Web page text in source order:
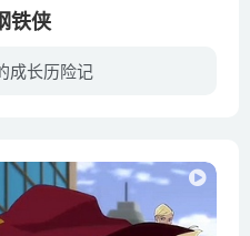
铁侠
成长历险记